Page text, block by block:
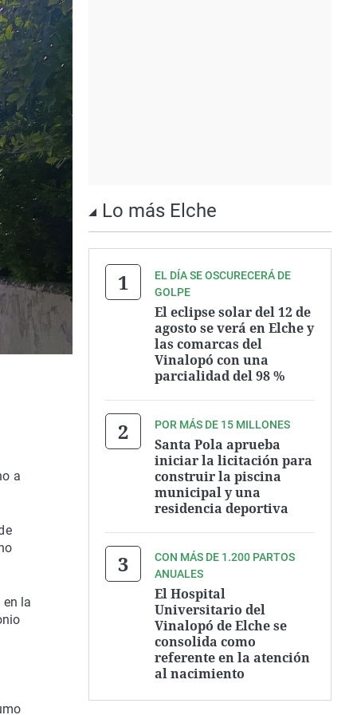
a
en la
Lo más Elche
EL DÍA SE OSCURECERÁ DE
GOLPE
El eclipse solar del 12 de
agosto se verá en Elche y
las comarcas del
Vinalopó con una
parcialidad del 98 %
POR MÁS DE 15 MILLONES
Santa Pola aprueba
iniciar la licitación para
construir la piscina
municipal y una
residencia deportiva
CON MÁS DE 1.200 PARTOS
ANUALES
El Hospital
Universitario del
Vinalopó de Elche se
consolida como
referente en la atención
al nacimiento